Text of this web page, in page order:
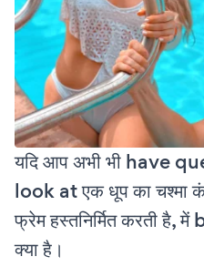
यदि आप अभी भी have
look at एक धूप का चश्मा
फ्रेम हस्तनिर्मित करती
क्या है।